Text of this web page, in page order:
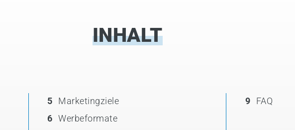
INHALT
5
Marketingziele
6 Werbeformate
9 FAQ